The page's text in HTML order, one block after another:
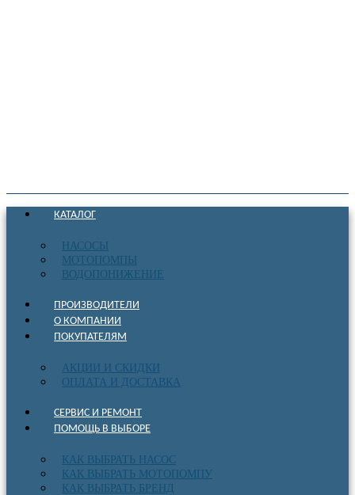
КАТАЛОГ
НАСОСЫ
МОТОПОМПЫ
ВОДОПОНИЖЕНИЕ
ПРОИЗВОДИТЕЛИ
О КОМПАНИИ
ПОКУПАТЕЛЯМ
АКЦИИ И СКИДКИ
ОПЛАТА И ДОСТАВКА
СЕРВИС И РЕМОНТ
ПОМОЩЬ В ВЫБОРЕ
КАК ВЫБРАТЬ НАСОС
КАК ВЫБРАТЬ МОТОПОМПУ
КАК ВЫБРАТЬ БРЕНД